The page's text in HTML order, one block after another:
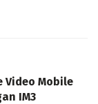
Video Mobile
IM3